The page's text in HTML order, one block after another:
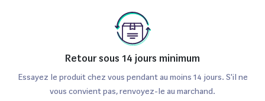
Retour sous 14 jours minimum
Essayez le produit chez vous pendant au moins 14 jours. S'il ne
vous convient pas, renvoyez-le au marchand.